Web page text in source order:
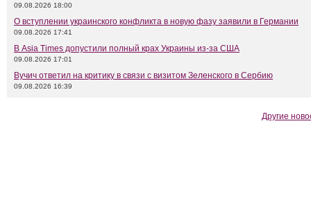
09.08.2026 18:00
О вступлении украинского конфликта в новую фазу заявили в Германии
09.08.2026 17:41
В Asia Times допустили полный крах Украины из-за США
09.08.2026 17:01
Вучич ответил на критику в связи с визитом Зеленского в Сербию
09.08.2026 16:39
Другие